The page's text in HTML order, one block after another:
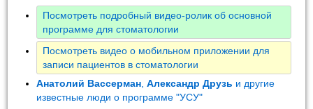
Посмотреть подробный видео-ролик об основной
программе для стоматологии
Посмотреть видео о мобильном приложении для
записи пациентов в стоматологии
Анатолий Вассерман ,Александр Друзь и другие
известные люди о программе "УСУ"